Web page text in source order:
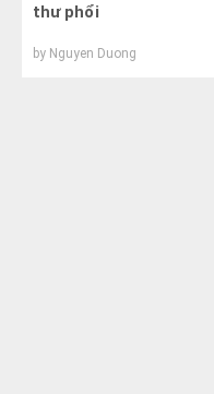
thư phổi
by Nguyen Duong